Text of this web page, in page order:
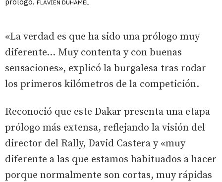
FLAVIEN DUHAMEL
«La verdad es que ha sido una prólogo muy
diferente... Muy contenta y con buenas
sensaciones», explicó la burgalesa tras rodar
los primeros kilómetros de la competición.
Reconoció que este Dakar presenta una etapa
prólogo más extensa, reflejando la visión del
director del Rally, David Castera y «muy
diferente a las que estamos habituados a hacer
porque normalmente son cortas, muy rápidas